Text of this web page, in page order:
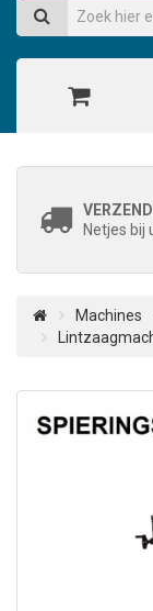
Netjes bij
Machines